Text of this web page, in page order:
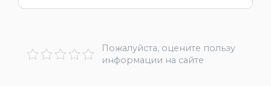
Пожалуйста, оцените пользу
информации на сайте